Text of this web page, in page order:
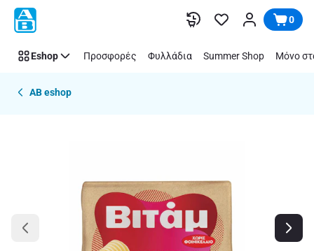
Παράλειψη 0
Eshop Προσφορές Φυλλάδια Summer Shop Μόνο
AB eshop